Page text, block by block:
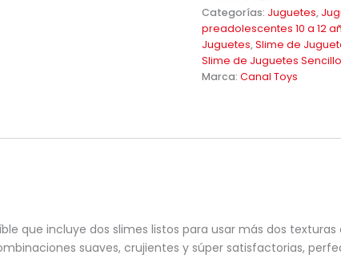
Categorías: Juguetes,
preadolescentes 10 a 12
Juguetes,Slime de
Slime de Juguetes Sencillo
Marca: Canal Toys
que incluye dos slimes listos para usar más dos
suaves, crujientes y súper satisfactorias,